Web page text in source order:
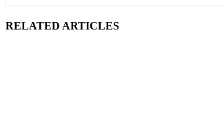
RELATED ARTICLES